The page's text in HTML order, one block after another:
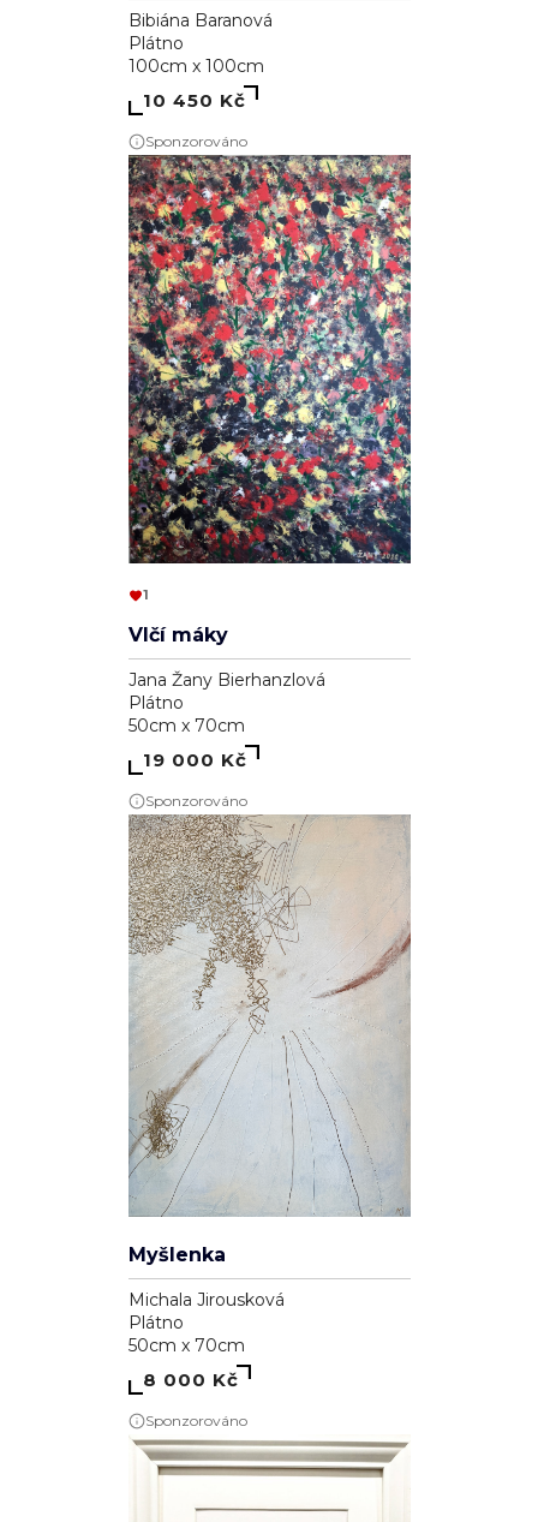
Bibiána Baranová
Plátno
100cm x 100cm
10 450 Kč
Sponzorováno
1
Vlčí máky
Jana Žany Bierhanzlová
Plátno
50cm x 70cm
19 000 Kč
Sponzorováno
Myšlenka
Michala Jirousková
Plátno
50cm x 70cm
8 000 Kč
Sponzorováno